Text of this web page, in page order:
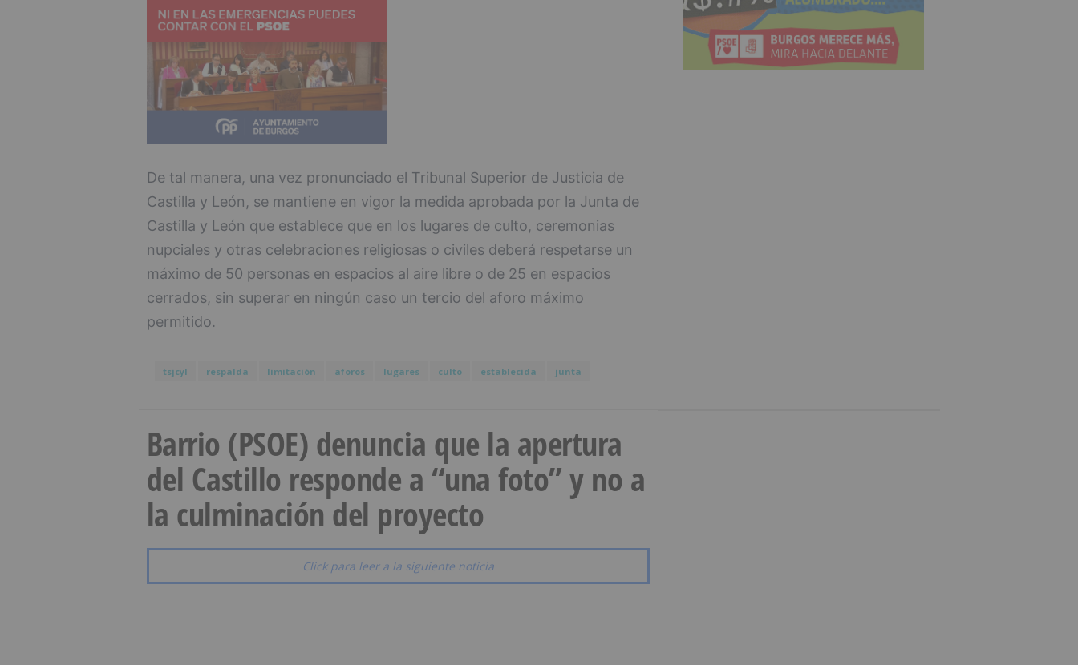
De tal manera, una vez pronunciado el Tribunal Superior de Justicia de
Castilla y León, se mantiene en vigor la medida aprobada por la Junta de
Castilla y León que establece que en los lugares de culto, ceremonias
nupciales y otras celebraciones religiosas o civiles deberá respetarse un
máximo de 50 personas en espacios al aire libre o de 25 en espacios
cerrados, sin superar en ningún caso un tercio del aforo máximo
permitido.
tsjcyl respalda limitación aforos lugares culto establecida junta
Barrio (PSOE) denuncia que la apertura
del Castillo responde a “una foto” y no a
la culminación del proyecto
Click para leer a la siguiente noticia